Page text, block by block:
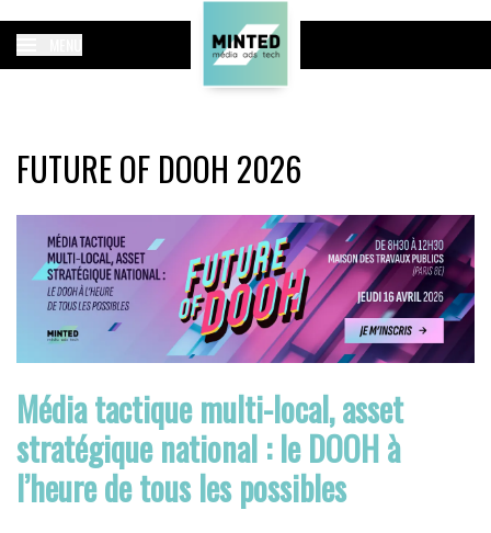
FUTURE OF DOOH 2026
Média tactique multi-local, asset
stratégique national : le DOOH à
l’heure de tous les possibles